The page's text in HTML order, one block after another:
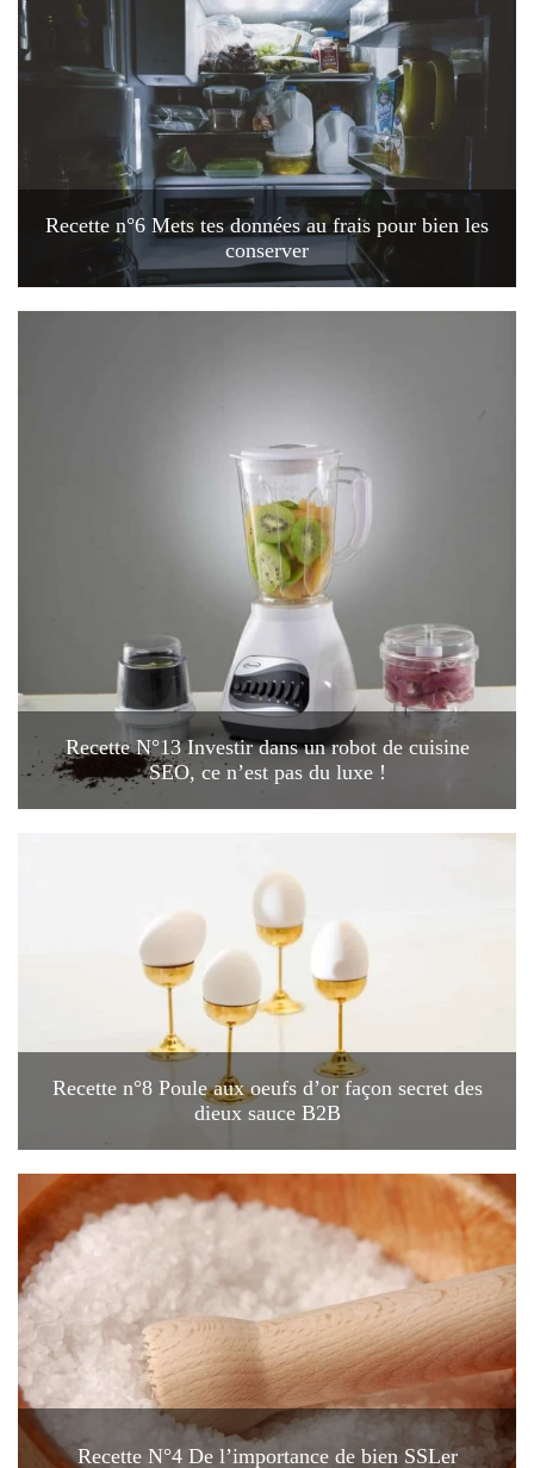
Recette n°6 Mets tes données au frais pour bien les
conserver
Recette N°13 Investir dans un robot de cuisine
SEO, ce n’est pas du luxe !
Recette n°8 Poule aux oeufs d’or façon secret des
dieux sauce B2B
Recette N°4 De l’importance de bien SSLer